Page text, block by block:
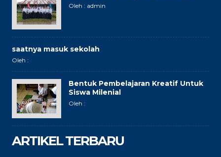
Oleh : admin
saatnya masuk sekolah
Oleh :
Bentuk Pembelajaran Kreatif Untuk
Siswa Milenial
Oleh :
ARTIKEL TERBARU